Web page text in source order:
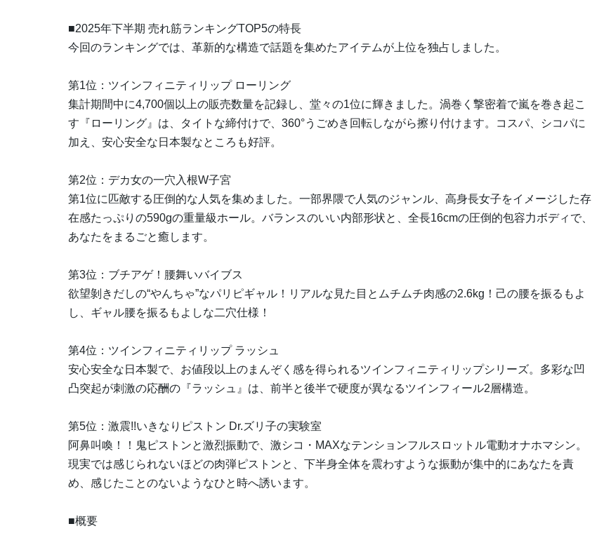
■2025年下半期 売れ筋ランキングTOP5の特長
今回のランキングでは、革新的な構造で話題を集めたアイテムが上位を独占しました。
第1位：ツインフィニティリップ ローリング
集計期間中に4,700個以上の販売数量を記録し、堂々の1位に輝きました。渦巻く撃密着で嵐を巻き起こ
す『ローリング』は、タイトな締付けで、360°うごめき回転しながら擦り付けます。コスパ、シコパに
加え、安心安全な日本製なところも好評。
第2位：デカ女の一穴入根W子宮
第1位に匹敵する圧倒的な人気を集めました。一部界隈で人気のジャンル、高身長女子をイメージした存
在感たっぷりの590gの重量級ホール。バランスのいい内部形状と、全長16cmの圧倒的包容力ボディで、
あなたをまるごと癒します。
第3位：ブチアゲ！腰舞いバイブス
欲望剝きだしの“やんちゃ”なパリピギャル！リアルな見た目とムチムチ肉感の2.6kg！己の腰を振るもよ
し、ギャル腰を振るもよしな二穴仕様！
第4位：ツインフィニティリップ ラッシュ
安心安全な日本製で、お値段以上のまんぞく感を得られるツインフィニティリップシリーズ。多彩な凹
凸突起が刺激の応酬の『ラッシュ』は、前半と後半で硬度が異なるツインフィール2層構造。
第5位：激震!!いきなりピストン Dr.ズリ子の実験室
阿鼻叫喚！！鬼ピストンと激烈振動で、激シコ・MAXなテンションフルスロットル電動オナホマシン。
現実では感じられないほどの肉弾ピストンと、下半身全体を震わすような振動が集中的にあなたを責
め、感じたことのないようなひと時へ誘います。
■概要